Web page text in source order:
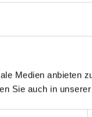
Medien anbieten
Sie auch in unserer